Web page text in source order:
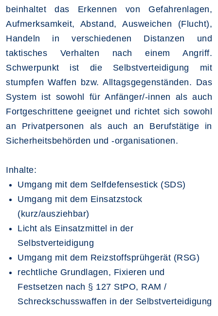
beinhaltet das Erkennen von Gefahrenlagen,
Aufmerksamkeit, Abstand, Ausweichen (Flucht),
Handeln in verschiedenen Distanzen und
taktisches Verhalten nach einem Angriff.
Schwerpunkt ist die Selbstverteidigung mit
stumpfen Waffen bzw. Alltagsgegenständen. Das
System ist sowohl für Anfänger/-innen als auch
Fortgeschrittene geeignet und richtet sich sowohl
an Privatpersonen als auch an Berufstätige in
Sicherheitsbehörden und -organisationen.
Inhalte:
Umgang mit dem Selfdefensestick (SDS)
Umgang mit dem Einsatzstock
(kurz/ausziehbar)
Licht als Einsatzmittel in der
Selbstverteidigung
Umgang mit dem Reizstoffsprühgerät (RSG)
rechtliche Grundlagen, Fixieren und
Festsetzen nach § 127 StPO, RAM /
Schreckschusswaffen in der Selbstverteidigung